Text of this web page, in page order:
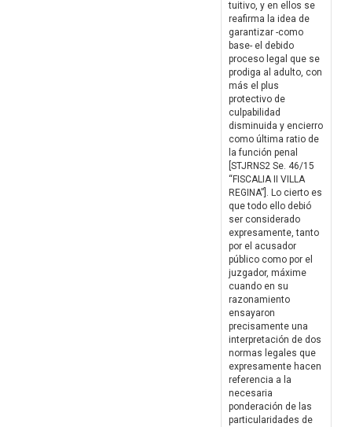
tuitivo, y en ellos se
reafirma la idea de
garantizar -como
base- el debido
proceso legal que se
prodiga al adulto, con
más el plus
protectivo de
culpabilidad
disminuida y encierro
como última ratio de
la función penal
[STJRNS2 Se. 46/15
“FISCALIA II VILLA
REGINA”]. Lo cierto es
que todo ello debió
ser considerado
expresamente, tanto
por el acusador
público como por el
juzgador, máxime
cuando en su
razonamiento
ensayaron
precisamente una
interpretación de dos
normas legales que
expresamente hacen
referencia a la
necesaria
ponderación de las
particularidades de